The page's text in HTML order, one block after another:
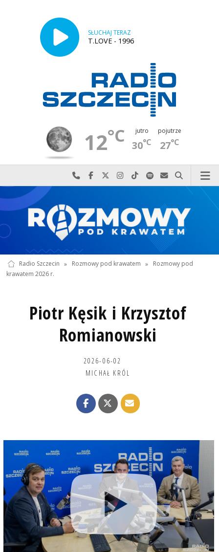
SŁUCHAJ TERAZ
T.LOVE - 1996
12°C jutro
30°C
pojutrze
27°C
Najlepiej po prostu do nas zadzwoń
Odwiedź nas na Facebook-u
Odwiedź nas na X
Odwiedź nas na Instagram-ie
Odwiedź nas na TikTok-u
Szukaj nas na Spotify
Wyślij do nas
Szukaj
Radio Szczecin » Rozmowy pod krawatem »
Rozmowy pod
krawatem 2026 r.
Piotr Kęsik i Krzysztof
Romianowski
2026-06-02
MICHAŁ KRÓL